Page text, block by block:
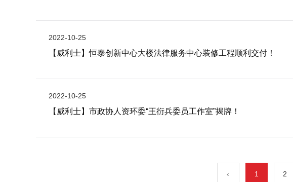
2022-10-25
【威利士】恒泰创新中心大楼法律服务中心装修工程顺利交付！
2022-10-25
【威利士】市政协人资环委“王衍兵委员工作室”揭牌！
‹ 1 2